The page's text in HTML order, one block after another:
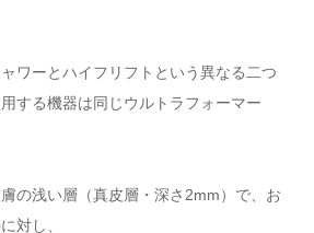
ワーとハイフリフトという異なる二つ
する機器は同じウルトラフォーマー
の浅い層（真皮層・深さ2mm）で、お
対し、